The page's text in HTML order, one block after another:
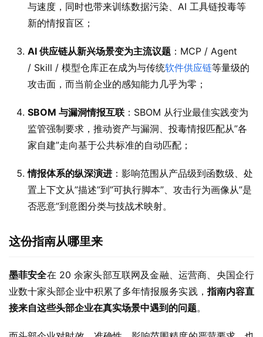
与速度，同时也带来训练数据污染、AI 工具链投毒等
新的情报盲区；
AI 供应链从新兴场景变为主流议题 ：MCP / Agent
/ Skill / 模型仓库正在成为与传统软件供应链等量级的
攻击面，而当前企业的感知能力几乎为零；
SBOM 与漏洞情报互联 ：SBOM 从行业最佳实践变为
监管强制要求，推动资产与漏洞、投毒情报匹配从”各
家自建”走向基于公共标准的自动匹配；
情报体系的纵深演进 ：影响范围从产品级到函数级、处
置上下文从”描述”到”可执行脚本”、攻击行为画像从”是
否恶意”到意图分类与技战术映射。
这份指南从哪里来
墨菲安全在 20 余家头部互联网及金融、运营商、央国企行
业数十家头部企业中积累了多年情报服务实践， 指南内容直
接来自这些头部企业在真实场景中遇到的问题。